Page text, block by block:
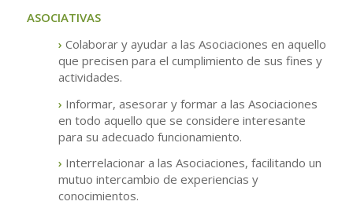
ASOCIATIVAS
› Colaborar y ayudar a las Asociaciones en aquello
que precisen para el cumplimiento de sus fines y
actividades.
› Informar, asesorar y formar a las Asociaciones
en todo aquello que se considere interesante
para su adecuado funcionamiento.
› Interrelacionar a las Asociaciones, facilitando un
mutuo intercambio de experiencias y
conocimientos.